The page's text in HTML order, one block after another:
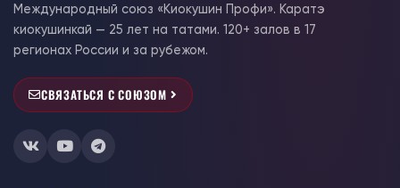
Международный союз «Киокушин Профи». Каратэ
киокушинкай — 25 лет на татами. 120+ залов в 17
регионах России и за рубежом.
СВЯЗАТЬСЯ С СОЮЗОМ